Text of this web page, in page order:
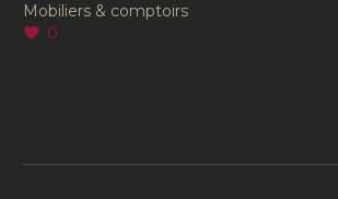
Mobiliers & comptoirs
0